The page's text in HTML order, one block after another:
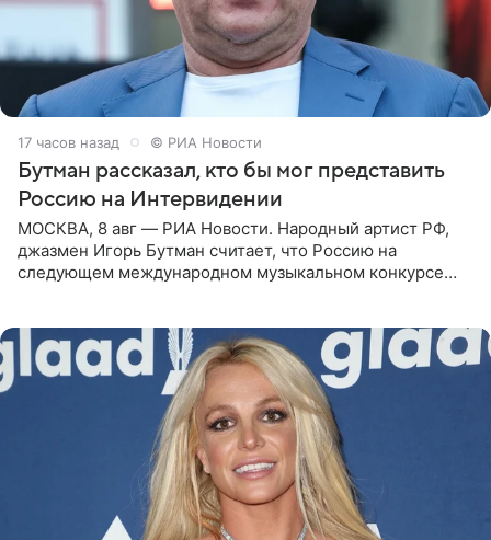
17 часов назад © РИА Новости
Бутман рассказал, кто бы мог представить
Россию на Интервидении
МОСКВА, 8 авг — РИА Новости. Народный артист РФ,
джазмен Игорь Бутман считает, что Россию на
следующем международном музыкальном конкурсе